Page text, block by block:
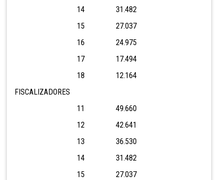
14 31.482
15 27.037
16 24.975
17 17.494
18 12.164
FISCALIZADORES
11 49.660
12 42.641
13 36.530
14 31.482
15 27.037